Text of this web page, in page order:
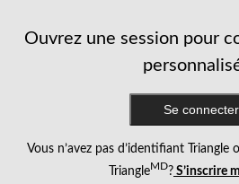
Ouvrez une session pour
Se connecter
Vous n’avez pas d’identifiant Triangle
TriangleMD? S’inscrire